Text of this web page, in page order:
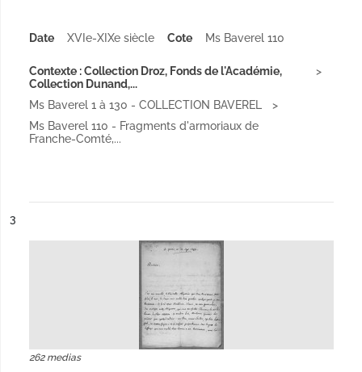
Date XVIe-XIXe siècle Cote Ms Baverel 110
Contexte : Collection Droz, Fonds de l'Académie,
Collection Dunand,...
Ms Baverel 1 à 130 - COLLECTION BAVEREL
Ms Baverel 110 - Fragments d'armoriaux de
Franche-Comté,...
n°
3
262 medias